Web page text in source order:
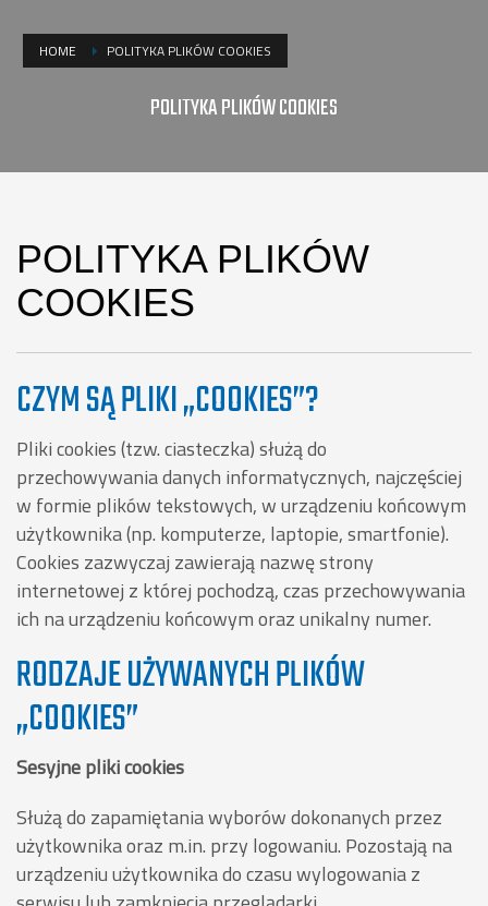
HOME POLITYKA PLIKÓW COOKIES
POLITYKA PLIKÓW COOKIES
POLITYKA PLIKÓW
COOKIES
CZYM SĄ PLIKI „COOKIES”?
Pliki cookies (tzw. ciasteczka) służą do
przechowywania danych informatycznych, najczęściej
w formie plików tekstowych, w urządzeniu końcowym
użytkownika (np. komputerze, laptopie, smartfonie).
Cookies zazwyczaj zawierają nazwę strony
internetowej z której pochodzą, czas przechowywania
ich na urządzeniu końcowym oraz unikalny numer.
RODZAJE UŻYWANYCH PLIKÓW
„COOKIES”
Sesyjne pliki cookies
Służą do zapamiętania wyborów dokonanych przez
użytkownika oraz m.in. przy logowaniu. Pozostają na
urządzeniu użytkownika do czasu wylogowania z